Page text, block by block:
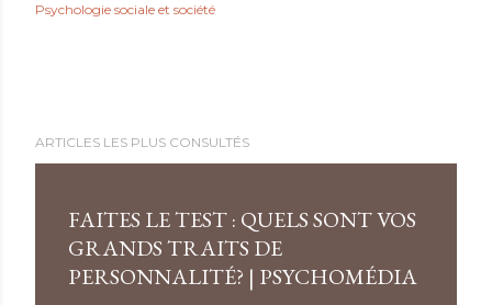
Psychologie sociale et société
ARTICLES LES PLUS CONSULTÉS
FAITES LE TEST : QUELS SONT VOS
GRANDS TRAITS DE
PERSONNALITÉ? | PSYCHOMÉDIA